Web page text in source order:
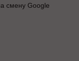
смену Google